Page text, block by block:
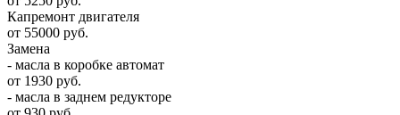
Капремонт двигателя
от 55000 руб.
Замена
- масла в коробке автомат
от 1930 руб.
- масла в заднем редукторе